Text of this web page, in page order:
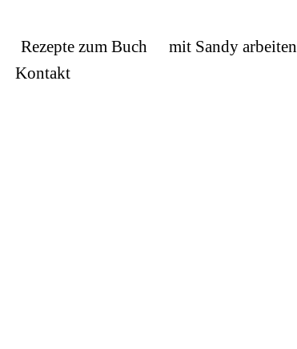
Rezepte zum Buch mit Sandy arbeiten
Kontakt